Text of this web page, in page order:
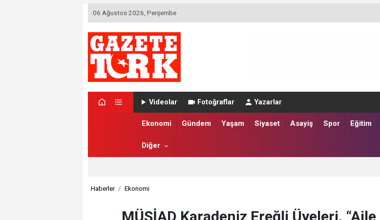
06 Ağustos 2026, Perşembe
Videolar Fotoğraflar Yazarlar
Ekonomi Gündem Yaşam Siyaset Asayiş Spor Eğitim
Diğer
Haberler Ekonomi
MÜSİAD Karadeniz Ereğli Üyeleri,